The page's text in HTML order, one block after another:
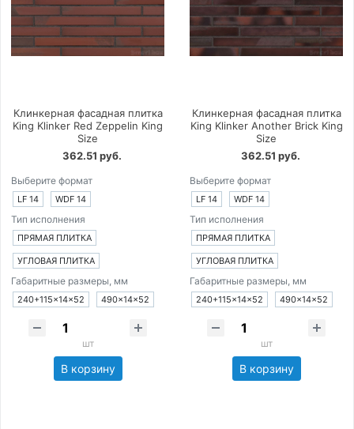
Клинкерная фасадная плитка
King Klinker Red Zeppelin King
Size
362.51 руб.
Выберите формат
LF 14 WDF 14
Тип исполнения
ПРЯМАЯ ПЛИТКА
УГЛОВАЯ ПЛИТКА
Габаритные размеры, мм
240+115×14×52 490×14×52
шт
В корзину
Клинкерная фасадная плитка
King Klinker Another Brick King
Size
362.51 руб.
Выберите формат
LF 14 WDF 14
Тип исполнения
ПРЯМАЯ ПЛИТКА
УГЛОВАЯ ПЛИТКА
Габаритные размеры, мм
240+115×14×52 490×14×52
шт
В корзину